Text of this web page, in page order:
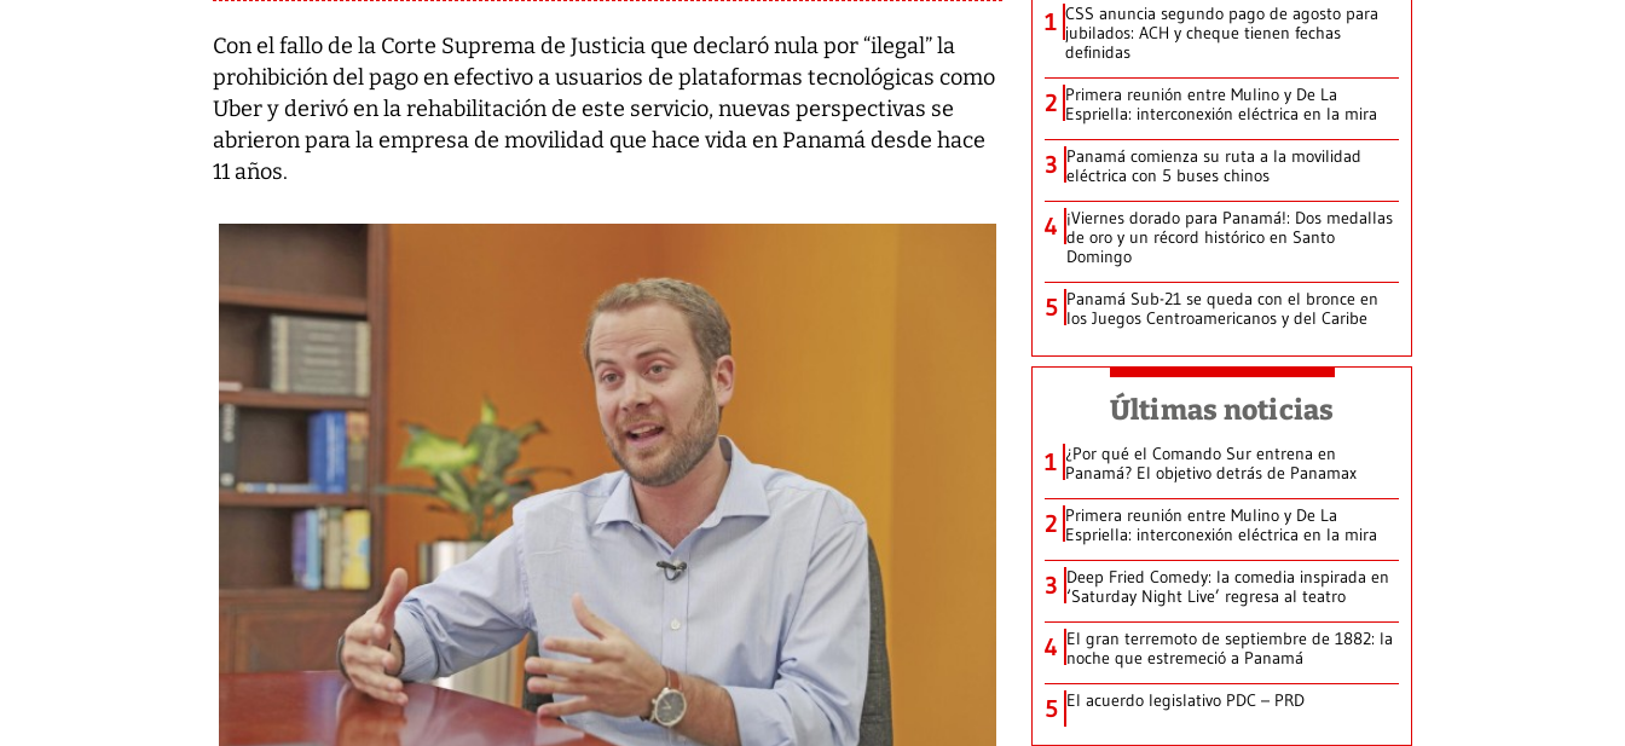
Con el fallo de la Corte Suprema de Justicia que declaró nula por “ilegal” la
prohibición del pago en efectivo a usuarios de plataformas tecnológicas como
Uber y derivó en la rehabilitación de este servicio, nuevas perspectivas se
abrieron para la empresa de movilidad que hace vida en Panamá desde hace
11 años.
1 CSS anuncia segundo pago de agosto para
jubilados: ACH y cheque tienen fechas
definidas
2 Primera reunión entre Mulino y De La
Espriella: interconexión eléctrica en la mira
3 Panamá comienza su ruta a la movilidad
eléctrica con 5 buses chinos
4 ¡Viernes dorado para Panamá!: Dos medallas
de oro y un récord histórico en Santo
Domingo
5 Panamá Sub-21 se queda con el bronce en
los Juegos Centroamericanos y del Caribe
Últimas noticias
1 ¿Por qué el Comando Sur entrena en
Panamá? El objetivo detrás de Panamax
2 Primera reunión entre Mulino y De La
Espriella: interconexión eléctrica en la mira
3 Deep Fried Comedy: la comedia inspirada en
‘Saturday Night Live’ regresa al teatro
4 El gran terremoto de septiembre de 1882: la
noche que estremeció a Panamá
5 El acuerdo legislativo PDC – PRD